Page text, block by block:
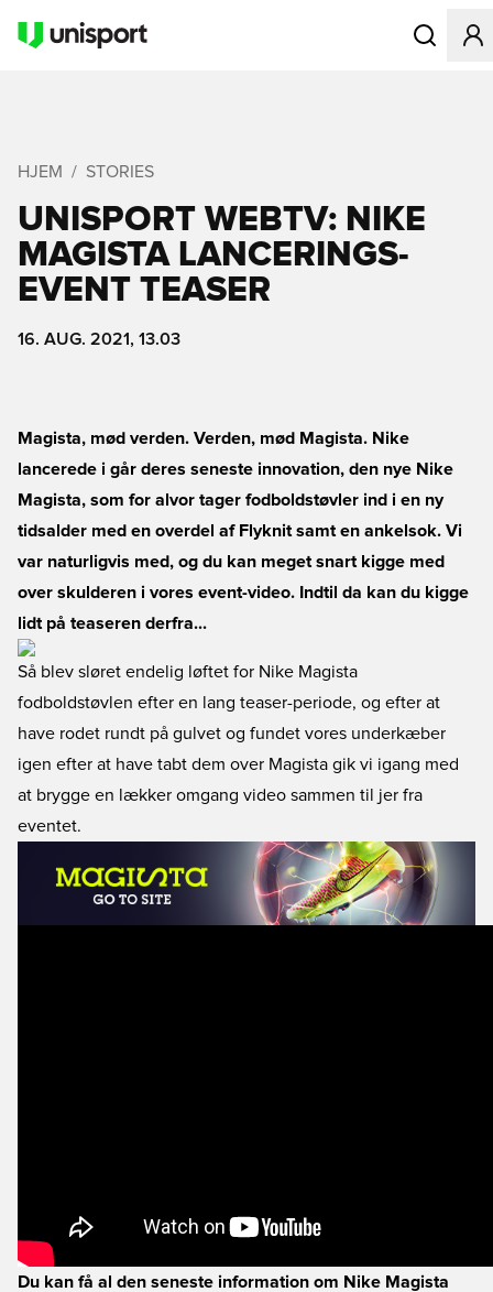
Åbner en
HJEM STORIES
UNISPORT WEBTV: NIKE
MAGISTA LANCERINGS-
EVENT TEASER
16. AUG. 2021, 13.03
Magista, mød verden. Verden, mød Magista. Nike
lancerede i går deres seneste innovation, den nye Nike
Magista, som for alvor tager fodboldstøvler ind i en ny
tidsalder med en overdel af Flyknit samt en ankelsok. Vi
var naturligvis med, og du kan meget snart kigge med
over skulderen i vores event-video. Indtil da kan du kigge
lidt på teaseren derfra...
Så blev sløret endelig løftet for Nike Magista
fodboldstøvlen efter en lang teaser-periode, og efter at
have rodet rundt på gulvet og fundet vores underkæber
igen efter at have tabt dem over Magista gik vi igang med
at brygge en lækker omgang video sammen til jer fra
eventet.
Du kan få al den seneste information om Nike Magista